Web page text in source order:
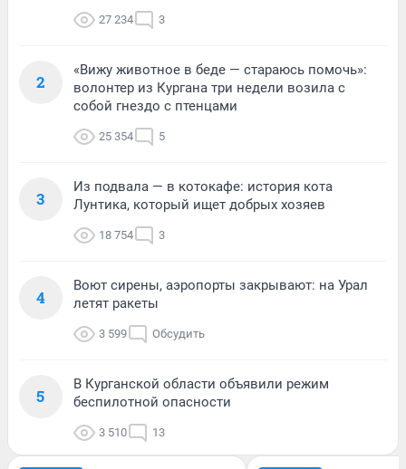
27 234 3
2
«Вижу животное в беде — стараюсь помочь»:
волонтер из Кургана три недели возила с
собой гнездо с птенцами
25 354 5
3
Из подвала — в котокафе: история кота
Лунтика, который ищет добрых хозяев
18 754 3
4
Воют сирены, аэропорты закрывают: на Урал
летят ракеты
3 599 Обсудить
5
В Курганской области объявили режим
беспилотной опасности
3 510 13